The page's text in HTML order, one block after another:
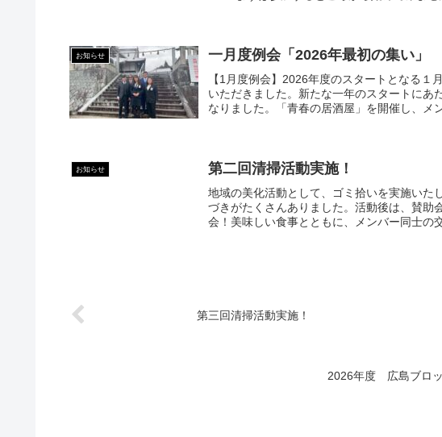
お知らせ 一月度例会「2026年最初の集い」
【1月度例会】2026年度のスタートとなる
いただきました。新たな一年のスタートにあ
なりました。「青春の居酒屋」を開催し、メ
お知らせ 第二回清掃活動実施！
地域の美化活動として、ゴミ拾いを実施いた
づきがたくさんありました。活動後は、賛助
会！美味しい食事とともに、メンバー同士の
第三回清掃活動実施！
2026年度 広島ブロ